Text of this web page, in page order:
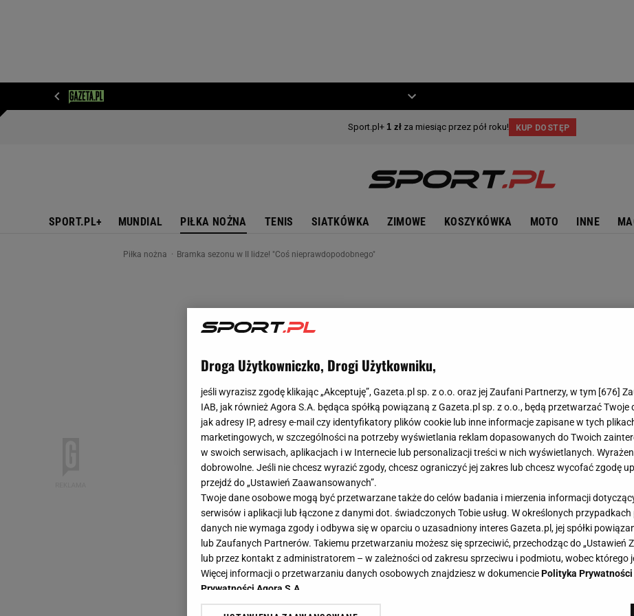
SPORT.PL+ MUNDIAL PIŁKA NOŻNA TENIS SIATKÓWKA ZIMOWE KOSZYKÓWKA MOTO INNE
Piłka nożna Bramka sezonu w II lidze! "Coś nieprawdopodobnego"
Droga Użytkowniczko, Drogi Użytkowniku,
jeśli wyrazisz zgodę klikając „Akceptuję”, Gazeta.pl sp. z o.o. oraz jej Zaufani Partnerzy, w tym [676]
IAB, jak również Agora S.A. będąca spółką powiązaną z Gazeta.pl sp. z o.o., będą przetwarzać Twoje
jak adresy IP, adresy e-mail czy identyfikatory plików cookie lub inne informacje zapisane w tych
marketingowych, w szczególności na potrzeby wyświetlania reklam dopasowanych do Twoich
w swoich serwisach, aplikacjach i w Internecie lub personalizacji treści w nich wyświetlanych.
dobrowolne. Jeśli nie chcesz wyrazić zgody, chcesz ograniczyć jej zakres lub chcesz wycofać zgodę
przejdź do „Ustawień Zaawansowanych”.
Twoje dane osobowe mogą być przetwarzane także do celów badania i mierzenia informacji
serwisów i aplikacji lub łączone z danymi dot. świadczonych Tobie usług. W określonych
danych nie wymaga zgody i odbywa się w oparciu o uzasadniony interes Gazeta.pl, jej spółki
lub Zaufanych Partnerów. Takiemu przetwarzaniu możesz się sprzeciwić, przechodząc do „Ustawień
lub przez kontakt z administratorem – w zależności od zakresu sprzeciwu i podmiotu, wobec którego
Więcej informacji o przetwarzaniu danych osobowych znajdziesz w dokumenciePolityka Prywatności
Prywatności Agora S.A.